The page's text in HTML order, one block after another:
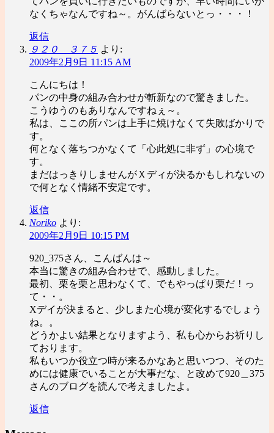
なくちゃなんですね～。がんばらないとっ・・・！
返信
９２０＿３７５ より:
2009年2月9日 11:15 AM
こんにちは！
パンの中身の組み合わせが斬新なので驚きました。
こうゆうのもありなんですねぇ～。
私は、ここの所パンは上手に焼けなくて失敗ばかりで
す。
何となく落ちつかなくて「心此処に非ず」の心境で
す。
まだはっきりしませんがＸディが決るかもしれないの
で何となく情緒不安定です。
返信
Noriko より:
2009年2月9日 10:15 PM
920_375さん、こんばんは～
本当に驚きの組み合わせで、感動しました。
最初、栗を栗と思わなくて、でもやっぱり栗だ！っ
て・・。
Xデイが決まると、少しまた心境が変化するでしょう
ね。。
どうかよい結果となりますよう、私も心からお祈りし
ております。
私もいつか役立つ時が来るかなあと思いつつ、そのた
めには健康でいることが大事だな、と改めて920＿375
さんのブログを読んで考えましたよ。
返信